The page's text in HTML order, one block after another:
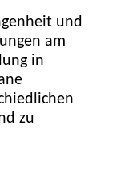
und
am
in
zu